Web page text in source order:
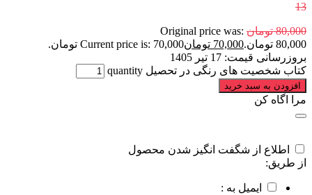
13
80,000 تومان Original price was:
80,000 تومان.
70,000 تومانCurrent price is: 70,000 تومان.
بروزرسانی قیمت: 17 تیر 1405
کتاب شخصیت‌ های رنگی در تحصیل quantity
افزودن به سبد خرید
مرا اگاه کن
اطلاع از شگفت انگیز شدن محصول
از طریق:
ایمیل به :